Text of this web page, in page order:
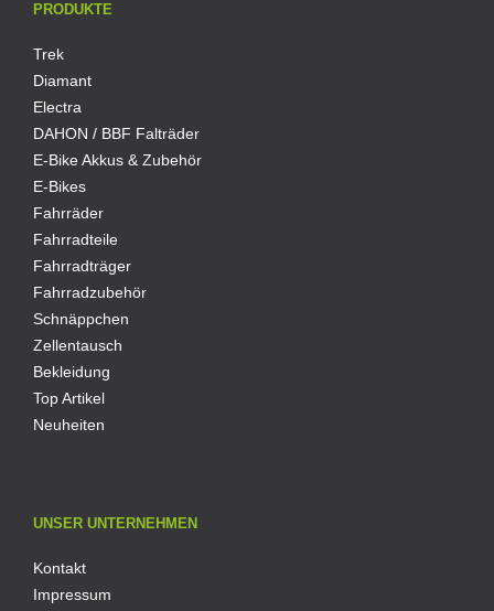
PRODUKTE
Trek
Diamant
Electra
DAHON / BBF Falträder
E-Bike Akkus & Zubehör
E-Bikes
Fahrräder
Fahrradteile
Fahrradträger
Fahrradzubehör
Schnäppchen
Zellentausch
Bekleidung
Top Artikel
Neuheiten
UNSER UNTERNEHMEN
Kontakt
Impressum